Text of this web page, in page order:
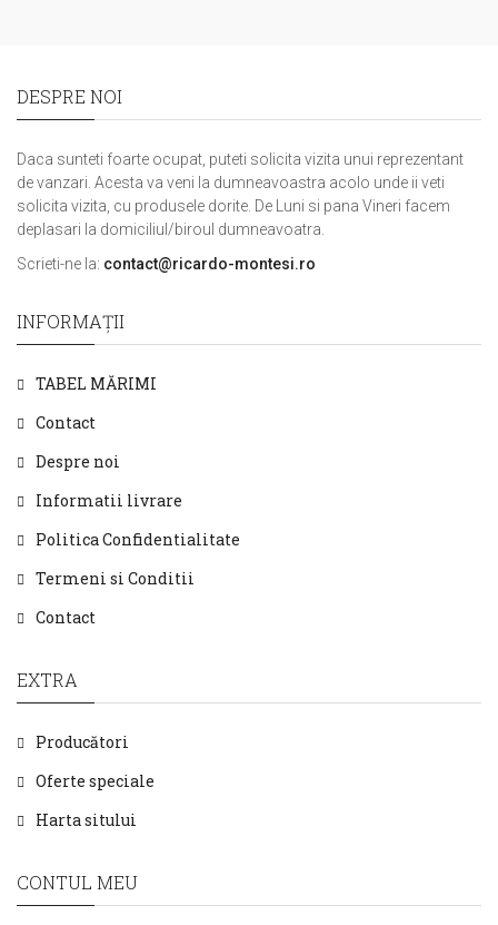
DESPRE NOI
Daca sunteti foarte ocupat, puteti solicita vizita unui reprezentant
de vanzari. Acesta va veni la dumneavoastra acolo unde ii veti
solicita vizita, cu produsele dorite. De Luni si pana Vineri facem
deplasari la domiciliul/biroul dumneavoatra.
Scrieti-ne la: contact@ricardo-montesi.ro
INFORMAŢII
TABEL MĂRIMI
Contact
Despre noi
Informatii livrare
Politica Confidentialitate
Termeni si Conditii
Contact
EXTRA
Producători
Oferte speciale
Harta sitului
CONTUL MEU